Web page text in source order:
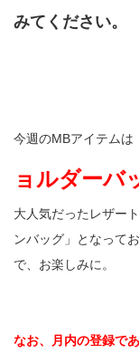
みてください。
今週のMBアイテムは
ョルダーバ
大人気だったレザー
ンバッグ」となって
で、お楽しみに。
なお、月内の登録で